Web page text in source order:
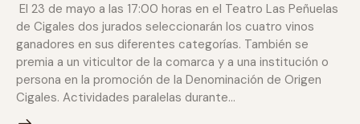
El 23 de mayo a las 17:00 horas en el Teatro Las Peñuelas
de Cigales dos jurados seleccionarán los cuatro vinos
ganadores en sus diferentes categorías. También se
premia a un viticultor de la comarca y a una institución o
persona en la promoción de la Denominación de Origen
Cigales. Actividades paralelas durante…